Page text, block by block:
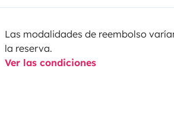
Las modalidades de reembolso
la reserva.
Ver las condiciones